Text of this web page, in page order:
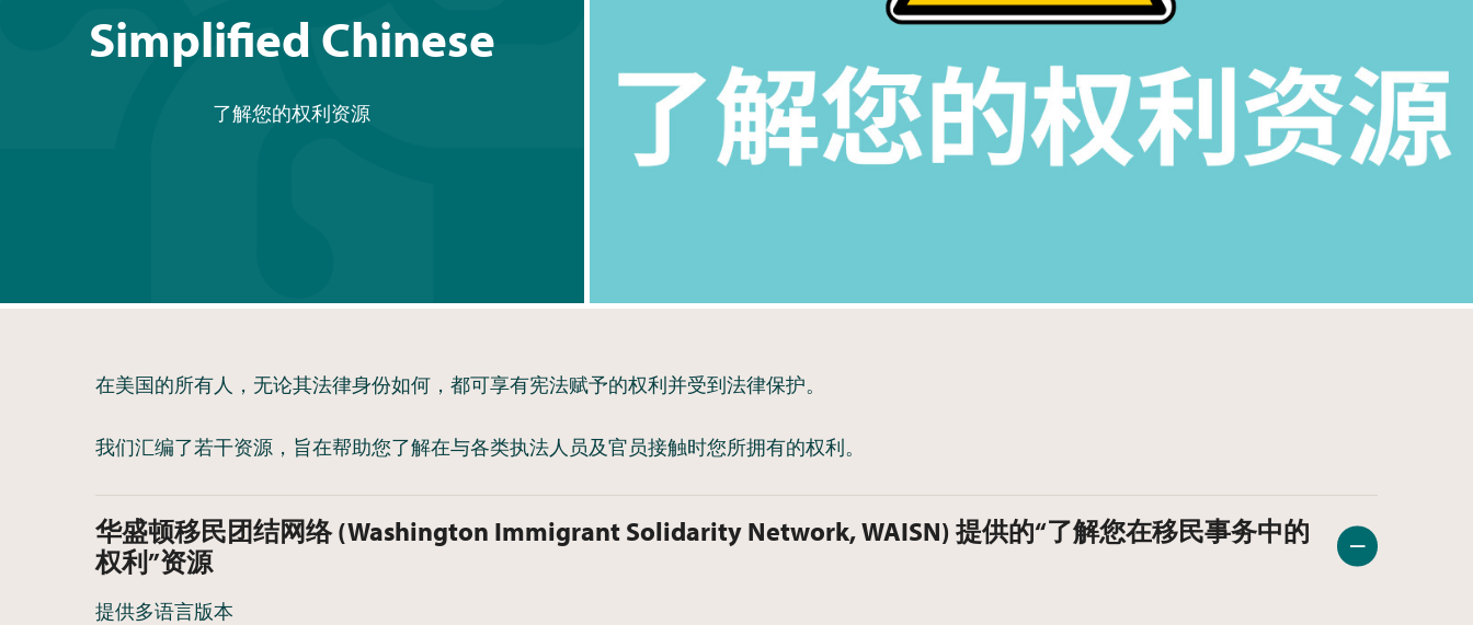
Simplified Chinese
了解您的权利资源
在美国的所有人，无论其法律身份如何，都可享有宪法赋予的权利并受到法律保护。
我们汇编了若干资源，旨在帮助您了解在与各类执法人员及官员接触时您所拥有的权利。
华盛顿移民团结网络 (Washington Immigrant Solidarity Network, WAISN) 提供的“了解您在移民事务中的
权利”资源
提供多语言版本